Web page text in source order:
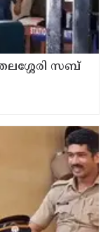
സബ്